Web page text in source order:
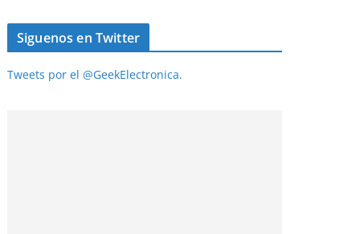
Siguenos en Twitter
Tweets por el @GeekElectronica.